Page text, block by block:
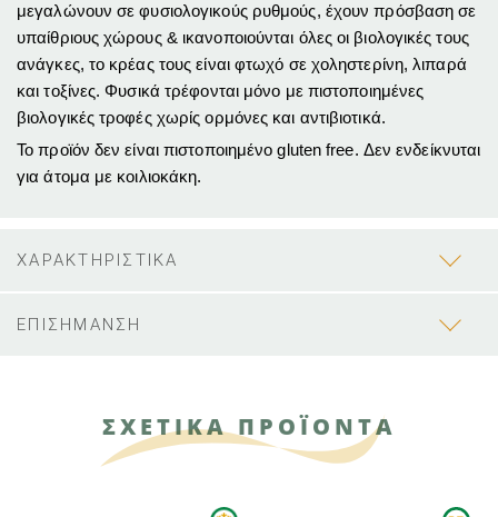
μεγαλώνουν σε φυσιολογικούς ρυθμούς, έχουν πρόσβαση σε
υπαίθριους χώρους & ικανοποιούνται όλες οι βιολογικές τους
ανάγκες, το κρέας τους είναι φτωχό σε χοληστερίνη, λιπαρά
και τοξίνες. Φυσικά τρέφονται μόνο με πιστοποιημένες
βιολογικές τροφές χωρίς ορμόνες και αντιβιοτικά.
Το προϊόν δεν είναι πιστοποιημένο gluten free. Δεν ενδείκνυται
για άτομα με κοιλιοκάκη.
ΧΑΡΑΚΤΗΡΙΣΤΙΚΑ
ΕΠΙΣΗΜΑΝΣΗ
ΣΧΕΤΙΚΑ ΠΡΟΪΟΝΤΑ